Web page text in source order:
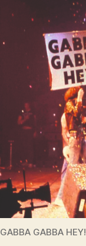
GABBA GABBA HEY!